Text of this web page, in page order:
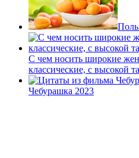
С чем носить широкие
классические, с высокой
Чебурашка 2023